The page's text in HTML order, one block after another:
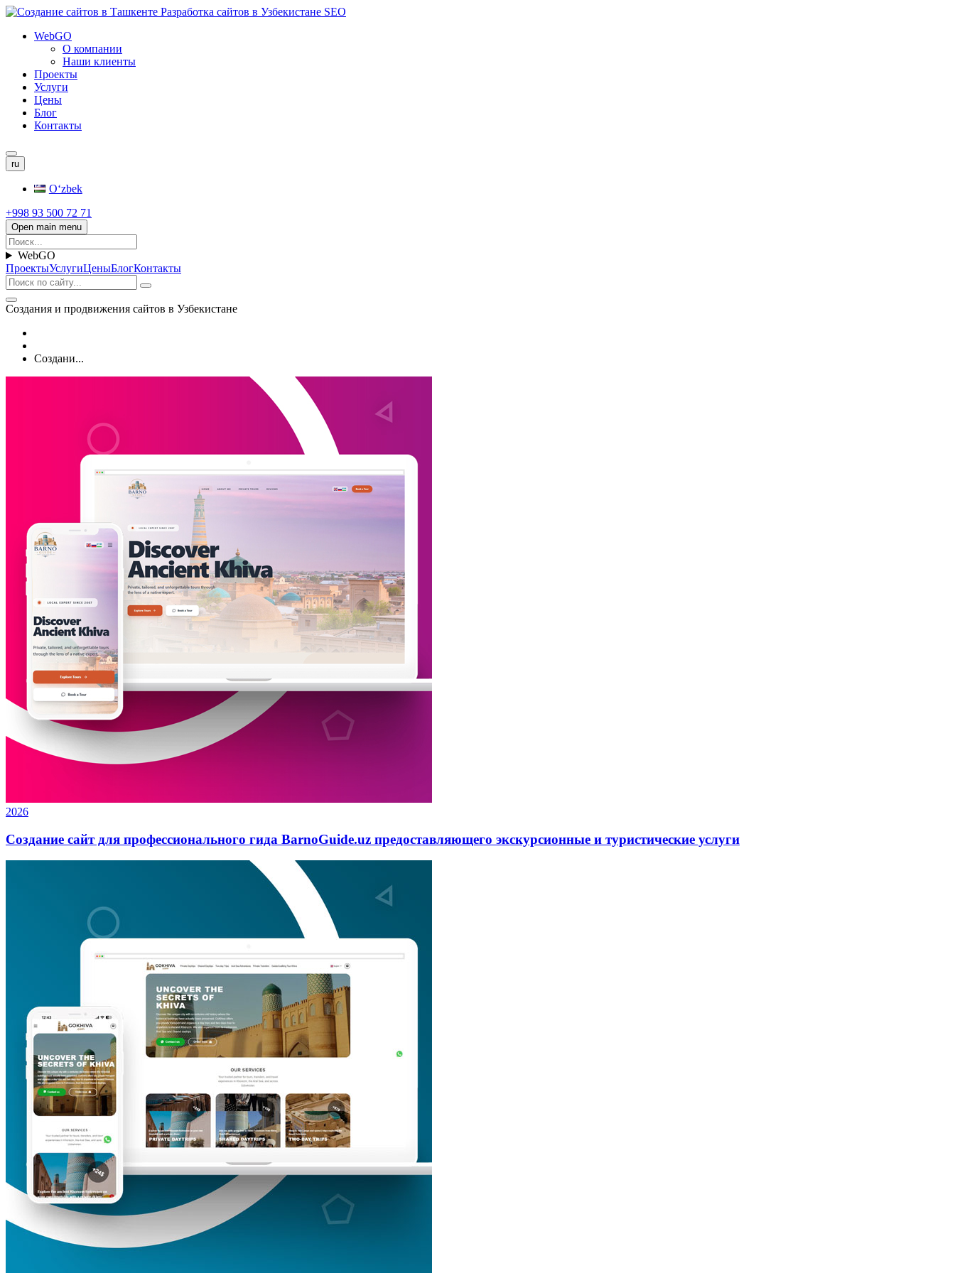
WebGO
О компании
Наши клиенты
Проекты
Услуги
Цены
Блог
Контакты
ru
Oʻzbek
+998 93 500 72 71
Open main menu
WebGO
ПроектыУслугиЦеныБлогКонтакты
Создания и продвижения сайтов в Узбекистане
Создани...
2026
Создание сайт для профессионального гида BarnoGuide.uz предоставляющего экскурсионные и туристические услуги